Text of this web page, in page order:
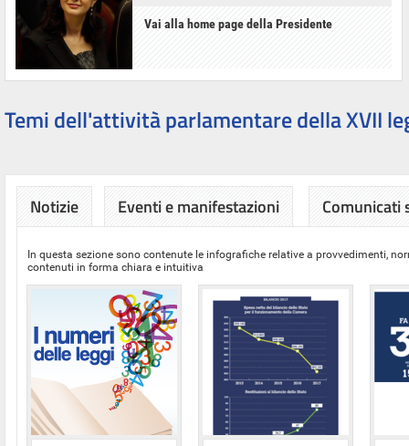
Vai alla home page della Presidente
Temi dell'attività parlamentare della XVII
Notizie Eventi e manifestazioni Comunicati
In questa sezione sono contenute le infografiche relative a provvedimenti,
contenuti in forma chiara e intuitiva